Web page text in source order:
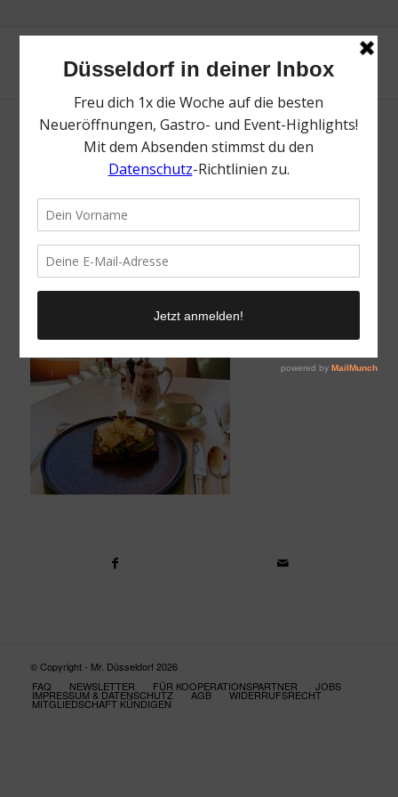
La Residence Frühstück
19. Februar 2023 /
© Copyright - Mr. Düsseldorf 2026
FAQ
NEWSLETTER FÜR KOOPERATIONSPARTNER JOBS
IMPRESSUM & DATENSCHUTZ AGB WIDERRUFSRECHT
MITGLIEDSCHAFT KÜNDIGEN